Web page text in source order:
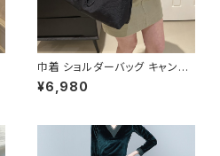
巾着 ショルダーバッグ キャンバ
ス 肩掛けバッグ レディース バッ
グ 大容量 軽量 ナチュラル カジ
¥6,980